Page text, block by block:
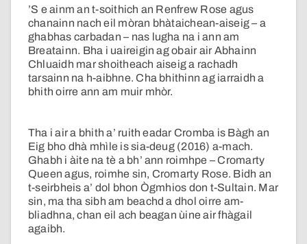
’S e ainm an t-soithich an Renfrew Rose agus
chanainn nach eil mòran bhàtaichean-aiseig – a
ghabhas carbadan – nas lugha na i ann am
Breatainn. Bha i uaireigin ag obair air Abhainn
Chluaidh mar shoitheach aiseig a rachadh
tarsainn na h-aibhne. Cha bhithinn ag iarraidh a
bhith oirre ann am muir mhòr.
Tha i air a bhith a’ ruith eadar Cromba is Bàgh an
Eig bho dhà mhìle is sia-deug (2016) a-mach.
Ghabh i àite na tè a bh’ ann roimhpe – Cromarty
Queen agus, roimhe sin, Cromarty Rose. Bidh an
t-seirbheis a’ dol bhon Ògmhios don t-Sultain. Mar
sin, ma tha sibh am beachd a dhol oirre am-
bliadhna, chan eil ach beagan ùine air fhàgail
agaibh.